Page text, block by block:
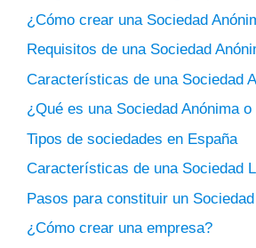
¿Cómo crear una Sociedad
Requisitos de una Sociedad
Características de una Sociedad
¿Qué es una Sociedad Anónima o
Tipos de sociedades en España
Características de una Sociedad
Pasos para constituir un
¿Cómo crear una empresa?